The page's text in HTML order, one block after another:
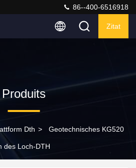
86--400-6516918
Zitat
Produits
Dth > Geotechnisches KG520
des Loch-DTH